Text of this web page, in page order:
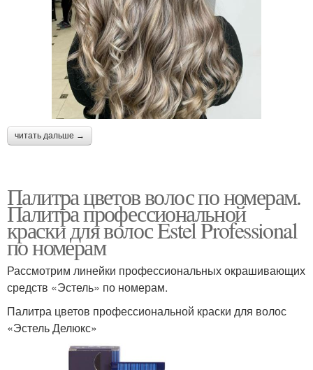
читать дальше →
Палитра цветов волос по номерам.
Палитра профессиональной
краски для волос Estel Professional
по номерам
Рассмотрим линейки профессиональных окрашивающих
средств «Эстель» по номерам.
Палитра цветов профессиональной краски для волос
«Эстель Делюкс»